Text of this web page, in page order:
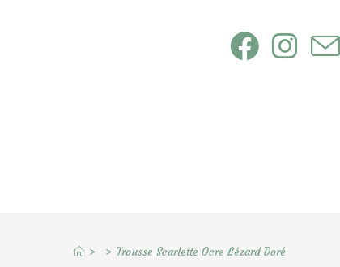
> > Trousse Scarlette Ocre Lézard Doré